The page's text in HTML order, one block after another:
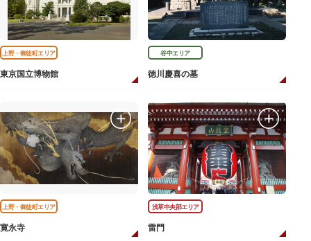
上野・御徒町エリア
東京国立博物館
谷中エリア
徳川慶喜の墓
上野・御徒町エリア
寛永寺
浅草中央部エリア
雷門